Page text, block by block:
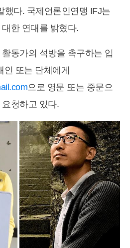
했다. 국제언론인연맹 IFJ는
한 연대를 밝혔다.
동가의 석방을 촉구하는 입
또는 단체에게
으로 영문 또는 중문으
청하고 있다.